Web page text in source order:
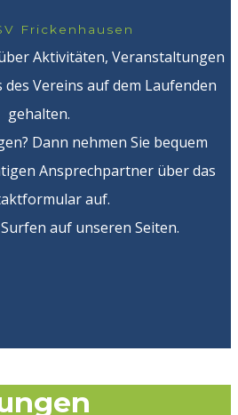
Frickenhausen
Aktivitäten, Veranstaltungen
Vereins auf dem Laufenden
gehalten.
Dann nehmen Sie bequem
Ansprechpartner über das
auf.
auf unseren Seiten.